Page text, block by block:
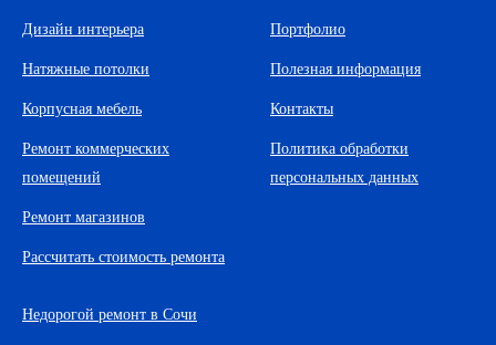
Дизайн интерьера
Натяжные потолки
Корпусная мебель
Ремонт коммерческих
помещений
Ремонт магазинов
Рассчитать стоимость ремонта
Недорогой ремонт в Сочи
Портфолио
Полезная информация
Контакты
Политика обработки
персональных данных